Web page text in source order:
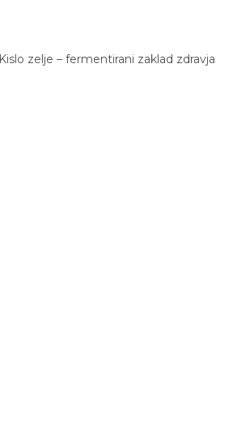
Kislo zelje – fermentirani zaklad zdravja